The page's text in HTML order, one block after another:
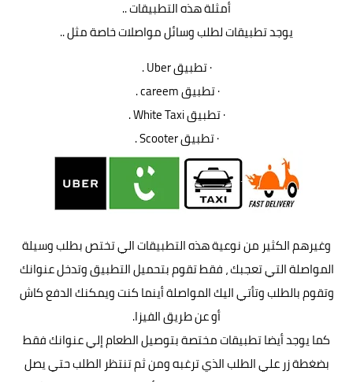
أمثلة هذه التطبيقات ..
يوجد تطبيقات لطلب وسائل مواصلات خاصة مثل ..
· تطبيق Uber .
· تطبيق careem .
· تطبيق White Taxi .
· تطبيق Scooter .
وغيرهم الكثير من نوعية هذه التطبيقات الي تختص بطلب وسيلة
المواصلة التي تعجبك ، فقط تقوم بتحميل التطبيق وتدخل عنوانك
وتقوم بالطلب وتأتي اليك المواصلة أينما كنت ويمكنك الدفع كاش
أو عن طريق الفيزا.
كما يوجد أيضا تطبيقات مختصة بتوصيل الطعام إلي عنوانك فقط
بضغطة زر علي الطلب الذي ترغبه ومن ثم تنتظر الطلب حتي يصل